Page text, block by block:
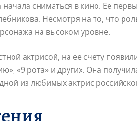
сниматься в кино. Ее
Несмотря на то, что
на высоком уровне.
актрисой, на ее счету
«9 рота» и других. Она
из любимых актрис